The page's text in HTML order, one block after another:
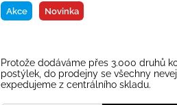
Akce Novinka
Protože dodáváme přes 3.000 druhů
postýlek, do prodejny se všechny
expedujeme z centrálního skladu.